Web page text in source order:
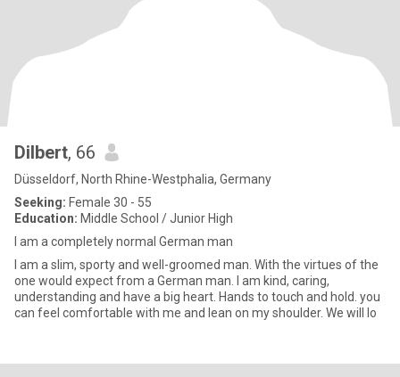
Dilbert, 66
Düsseldorf, North Rhine-Westphalia, Germany
Seeking: Female 30 - 55
Education: Middle School / Junior High
I am a completely normal German man
I am a slim, sporty and well-groomed man. With the virtues of the
one would expect from a German man. I am kind, caring,
understanding and have a big heart. Hands to touch and hold. you
can feel comfortable with me and lean on my shoulder. We will lo